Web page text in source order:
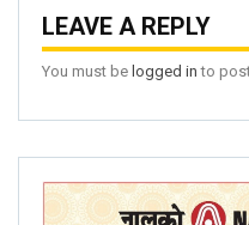
LEAVE A REPLY
You must be logged in to